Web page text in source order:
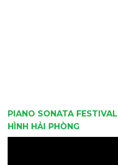
PIANO SONATA
HÌNH HẢI PHÒNG